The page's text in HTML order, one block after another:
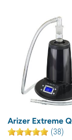
Arizer Extreme Q
(38)